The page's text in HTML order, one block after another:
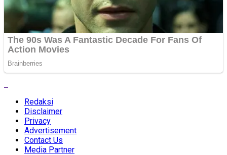
Redaksi
Disclaimer
Privacy
Advertisement
Contact Us
Media Partner